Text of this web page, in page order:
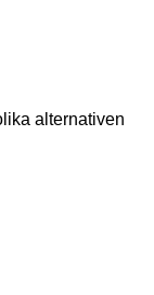
alternativen